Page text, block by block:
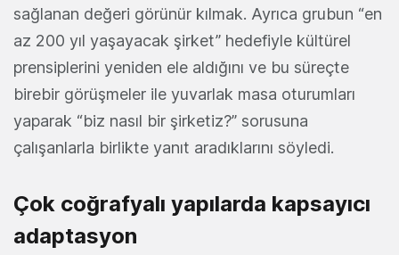
sağlanan değeri görünür kılmak. Ayrıca grubun “en
az 200 yıl yaşayacak şirket” hedefiyle kültürel
prensiplerini yeniden ele aldığını ve bu süreçte
birebir görüşmeler ile yuvarlak masa oturumları
yaparak “biz nasıl bir şirketiz?” sorusuna
çalışanlarla birlikte yanıt aradıklarını söyledi.
Çok coğrafyalı yapılarda kapsayıcı
adaptasyon